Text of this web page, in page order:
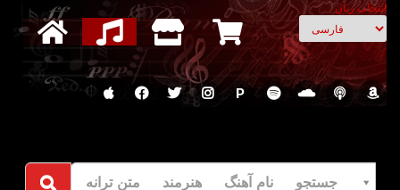
انتخاب زبان
P
جستجو نام آهنگ هنرمند متن ترانه